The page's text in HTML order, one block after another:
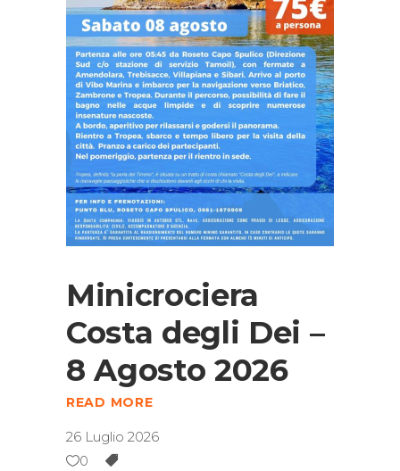
Minicrociera
Costa degli Dei –
8 Agosto 2026
READ MORE
26 Luglio 2026
0